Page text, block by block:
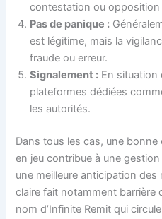
contestation ou opposition
Pas de panique :
est légitime, mais la
fraude ou erreur.
Signalement : En situation
plateformes dédiées
les autorités.
Dans tous les cas, une
en jeu contribue à une
une meilleure anticipation
claire fait notamment barrière
nom d’Infinite Remit qui